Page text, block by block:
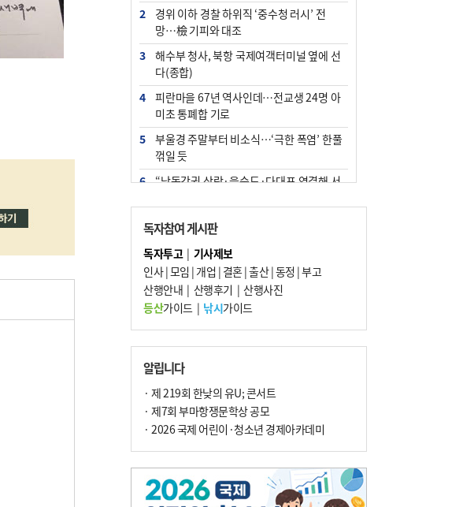
2
경위 이하 경찰 하위직 ‘중수청 러시’ 전
망…檢 기피와 대조
3
해수부 청사, 북항 국제여객터미널 옆에 선
다(종합)
4
피란마을 67년 역사인데…전교생 24명 아
미초 통폐합 기로
5
부울경 주말부터 비소식…‘극한 폭염’ 한풀
꺾일 듯
6
“낙동강권 삼락·을숙도·다대포 연결해 서
7
오늘의 날씨- 2026년 8월 7일
8
외국인 선원 ‘인신매매 경유지’ 된 부산…
우려가 현실로
9
[사설] 해수부 신청사 북항으로 확정, 해양
수도 도약의 전환점
10 르노 못 타는 부산시장…관용차 규정에 막
힌 지역기업 응원
독자참여 게시판
독자투고| 기사제보
인사|모임 | 개업 | 결혼|출산|동정 |부고
산행안내 | 산행후기 | 산행사진
등산가이드| 낚시가이드
알립니다
· 제 219회 한낮의 유U; 콘서트
· 제7회 부마항쟁문학상 공모
· 2026 국제 어린이·청소년 경제아카데미